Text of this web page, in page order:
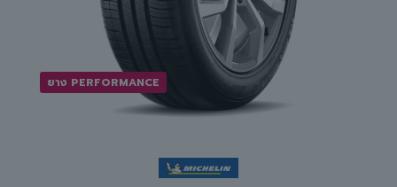
ยาง PERFORMANCE